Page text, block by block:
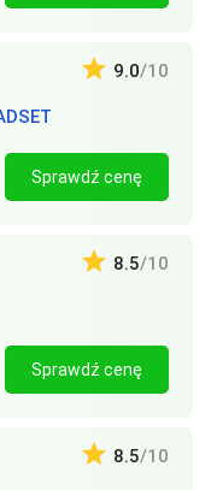
9.0/10
Sprawdź cenę
8.5/10
Sprawdź cenę
8.5/10